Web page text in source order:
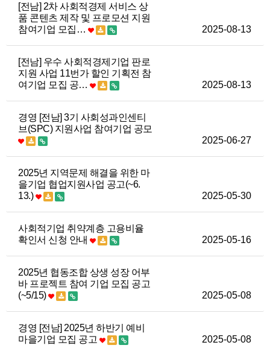
[전남] 2차 사회적경제 서비스 상
품 콘텐츠 제작 및 프로모션 지원
참여기업 모집…
2025-08-13
[전남] 우수 사회적경제기업 판로
지원 사업 11번가 할인 기획전 참
여기업 모집 공…
2025-08-13
경영 [전남] 3기 사회성과인센티
브(SPC) 지원사업 참여기업 공모
2025-06-27
2025년 지역문제 해결을 위한 마
을기업 협업지원사업 공고(~6.
13.)
2025-05-30
사회적기업 취약계층 고용비율
확인서 신청 안내
2025-05-16
2025년 협동조합 상생 성장 어부
바 프로젝트 참여 기업 모집 공고
(~5/15)
2025-05-08
경영 [전남] 2025년 하반기 예비
마을기업 모집 공고
2025-05-08